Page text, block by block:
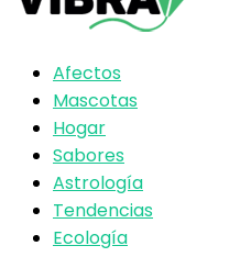
Afectos
Mascotas
Hogar
Sabores
Astrología
Tendencias
Ecología